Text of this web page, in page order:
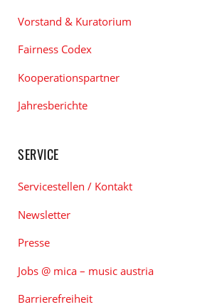
Vorstand & Kuratorium
Fairness Codex
Kooperationspartner
Jahresberichte
SERVICE
Servicestellen / Kontakt
Newsletter
Presse
Jobs @ mica – music austria
Barrierefreiheit